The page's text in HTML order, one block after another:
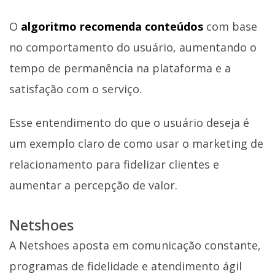
O algoritmo recomenda conteúdos com base
no comportamento do usuário, aumentando o
tempo de permanência na plataforma e a
satisfação com o serviço.
Esse entendimento do que o usuário deseja é
um exemplo claro de como usar o marketing de
relacionamento para fidelizar clientes e
aumentar a percepção de valor.
Netshoes
A Netshoes aposta em comunicação constante,
programas de fidelidade e atendimento ágil